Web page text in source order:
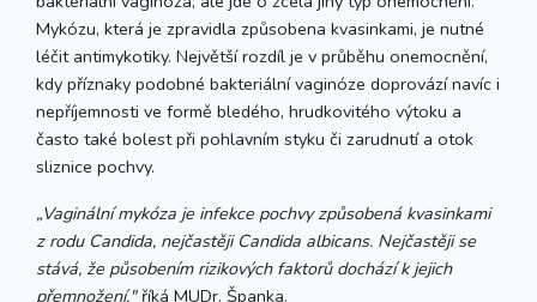
Mykózu, která je zpravidla způsobena kvasinkami, je nutné
léčit antimykotiky. Největší rozdíl je v průběhu onemocnění,
kdy příznaky podobné bakteriální vaginóze doprovází navíc i
nepříjemnosti ve formě bledého, hrudkovitého výtoku a
často také bolest při pohlavním styku či zarudnutí a otok
sliznice pochvy.
„Vaginální mykóza je infekce pochvy způsobená kvasinkami
z rodu Candida, nejčastěji Candida albicans. Nejčastěji se
stává, že působením rizikových faktorů dochází k jejich
přemnožení," říká MUDr. Španka.